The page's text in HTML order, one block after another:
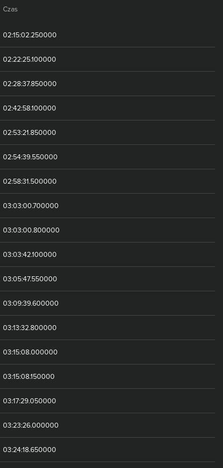
Czas
02:15:02.250000
02:22:25.100000
02:28:37.850000
02:42:58.100000
02:53:21.850000
02:54:39.550000
02:58:31.500000
03:03:00.700000
03:03:00.800000
03:03:42.100000
03:05:47.550000
03:09:39.600000
03:13:32.800000
03:15:08.000000
03:15:08.150000
03:17:29.050000
03:23:26.000000
03:24:18.650000